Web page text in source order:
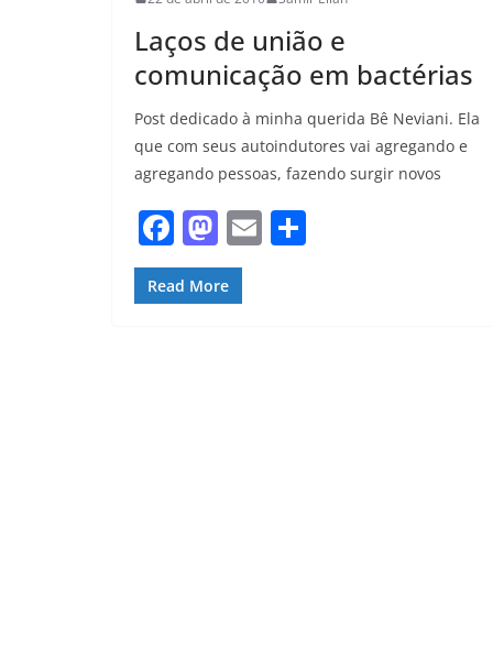
Laços de união e
comunicação em bactérias
Post dedicado à minha querida Bê Neviani. Ela
que com seus autoindutores vai agregando e
agregando pessoas, fazendo surgir novos
F
a
c
M
a
st
E
Read More